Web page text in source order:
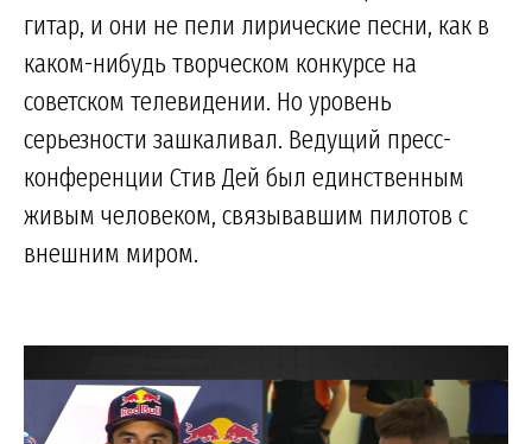
гитар, и они не пели лирические песни, как в
каком-нибудь творческом конкурсе на
советском телевидении. Но уровень
серьезности зашкаливал. Ведущий пресс-
конференции Стив Дей был единственным
живым человеком, связывавшим пилотов с
внешним миром.